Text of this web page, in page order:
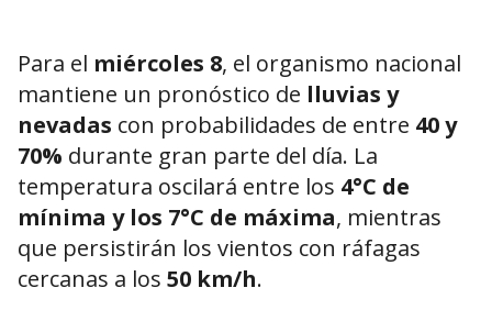
Para el miércoles 8, el organismo nacional
mantiene un pronóstico de lluvias y
nevadas con probabilidades de entre 40 y
70% durante gran parte del día. La
temperatura oscilará entre los 4°C de
mínima y los 7°C de máxima, mientras
que persistirán los vientos con ráfagas
cercanas a los 50 km/h.